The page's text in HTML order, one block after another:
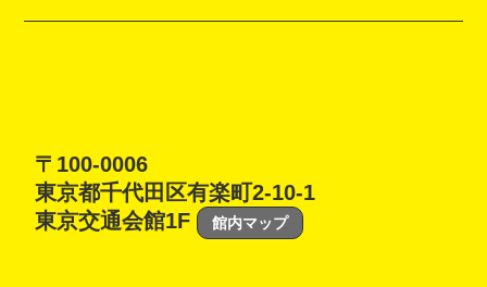
〒100-0006
東京都千代田区有楽町2-10-1
東京交通会館1F
館内マップ